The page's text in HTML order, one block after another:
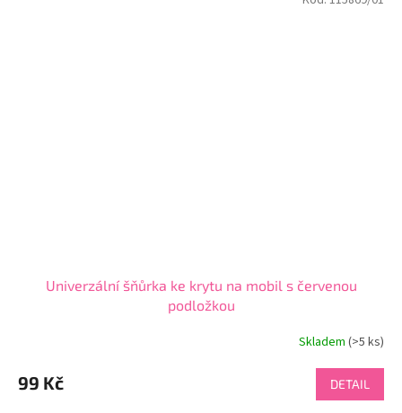
Univerzální šňůrka ke krytu na mobil s červenou
podložkou
produktu
je
Skladem(>5 ks)
99 Kč DETAIL